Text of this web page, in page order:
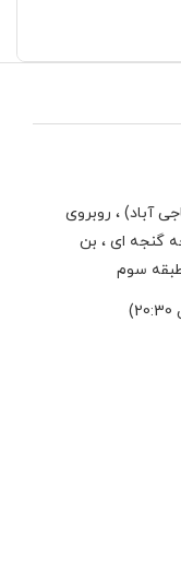
آباد) ، روبروی
گنجه ای ، بن
سوم